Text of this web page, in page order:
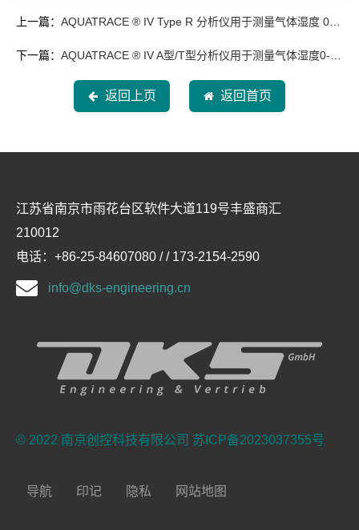
上一篇： AQUATRACE ® IV Type R 分析仪用于测量气体湿度 0-2000ppm
下一篇： AQUATRACE ® IV A型/T型分析仪用于测量气体湿度0-2000ppm
返回上页 返回首页
江苏省南京市雨花台区软件大道119号丰盛商汇
210012
电话：+86-25-84607080 / / 173-2154-2590
info@dks-engineering.cn
© 2022 南京创控科技有限公司 苏ICP备2023037355号
导航 印记 隐私 网站地图